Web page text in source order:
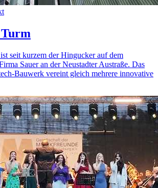
seit kurzem der Hingucker auf dem
Sauer an der Neustadter Austraße. Das
Bauwerk vereint gleich mehrere innovative